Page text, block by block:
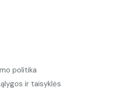
politika
ir taisyklės